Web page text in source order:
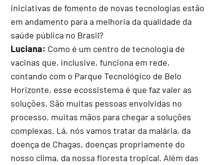
iniciativas de fomento de novas tecnologias estão
em andamento para a melhoria da qualidade da
saúde pública no Brasil?
Luciana: Como é um centro de tecnologia de
vacinas que, inclusive, funciona em rede,
contando com o Parque Tecnológico de Belo
Horizonte, esse ecossistema é que faz valer as
soluções. São muitas pessoas envolvidas no
processo, muitas mãos para chegar a soluções
complexas. Lá, nós vamos tratar da malária, da
doença de Chagas, doenças propriamente do
nosso clima, da nossa floresta tropical. Além das